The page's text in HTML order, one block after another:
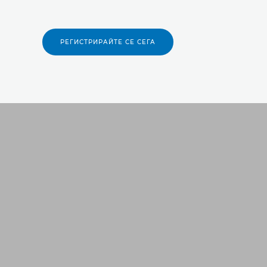
РЕГИСТРИРАЙТЕ СЕ СЕГА